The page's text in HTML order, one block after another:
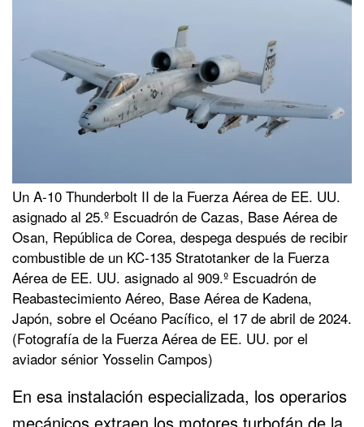
Un A-10 Thunderbolt II de la Fuerza Aérea de EE. UU.
asignado al 25.º Escuadrón de Cazas, Base Aérea de
Osan, República de Corea, despega después de recibir
combustible de un KC-135 Stratotanker de la Fuerza
Aérea de EE. UU. asignado al 909.º Escuadrón de
Reabastecimiento Aéreo, Base Aérea de Kadena,
Japón, sobre el Océano Pacífico, el 17 de abril de 2024.
(Fotografía de la Fuerza Aérea de EE. UU. por el
aviador sénior Yosselin Campos)
En esa instalación especializada, los operarios